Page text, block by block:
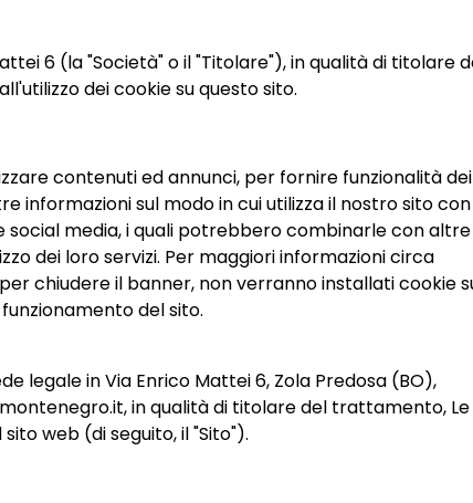
6 (la "Società" o il "Titolare"), in qualità di titolare
dei cookie su questo sito.
contenuti ed annunci, per fornire funzionalità dei
informazioni sul modo in cui utilizza il nostro sito
media, i quali potrebbero combinarle con altre
dei loro servizi. Per maggiori informazioni circa
chiudere il banner, non verranno installati cookie
del sito.
legale in Via Enrico Mattei 6, Zola Predosa (BO),
in qualità di titolare del trattamento, Le
web (di seguito, il "Sito").